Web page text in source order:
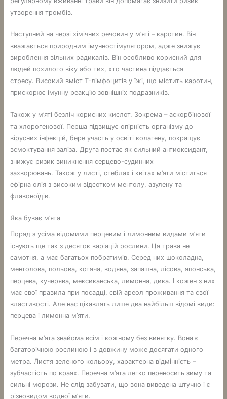
утворення тромбів.
Наступний на черзі хімічних речовин у м’яті – каротин. Він
вважається природним імунностімулятором, адже знижує
вироблення вільних радикалів. Він особливо корисний для
людей похилого віку або тих, хто частина піддається
стресу. Високий вміст T-лімфоцитів у їжі, що містить каротин,
прискорює імунну реакцію зовнішніх подразників.
Також у м’яті безліч корисних кислот. Зокрема – аскорбінової
та хлорогенової. Перша підвищує опірність організму до
вірусних інфекцій, бере участь у освіті колагену, покращує
всмоктування заліза. Друга постає як сильний антиоксидант,
знижує ризик виникнення серцево-судинних
захворювань. Також у листі, стеблах і квітах м’яти міститься
ефірна олія з високим відсотком ментолу, азулену та
флавоноїдів.
Яка буває м’ята
Поряд з усіма відомими перцевим і лимонним видами м’яти
існують ще так з десяток варіацій рослини. Ця трава не
самотня, а має багатьох побратимів. Серед них шоколадна,
ментолова, польова, котяча, водяна, запашна, лісова, японська,
перцева, кучерява, мексиканська, лимонна, дика. І кожен з них
має свої правила при посадці, свій ареол проживання та свої
властивості. Але нас цікавлять лише два найбільш відомі види:
перцева і лимонна м’яти.
Перечна м’ята знайома всім і кожному без винятку. Вона є
багаторічною рослиною і в довжину може досягати одного
метра. Листя зеленого кольору, характерна відмінність –
зубчастість по краях. Перечна м’ята легко переносить зиму та
сильні морози. Не слід забувати, що вона виведена штучно і є
різновидом водної м’яти.